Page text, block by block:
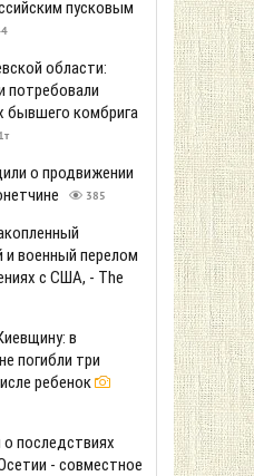
пусковым
области:
потребовали
бывшего комбрига
о продвижении
385
и военный перелом
с США, - The
в
погибли три
ребенок
последствиях
- совместное